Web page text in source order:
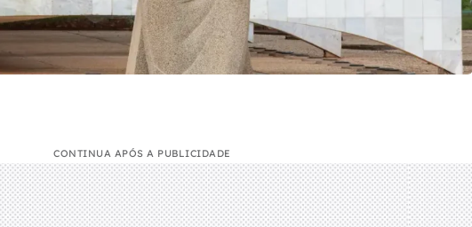
CONTINUA APÓS A PUBLICIDADE